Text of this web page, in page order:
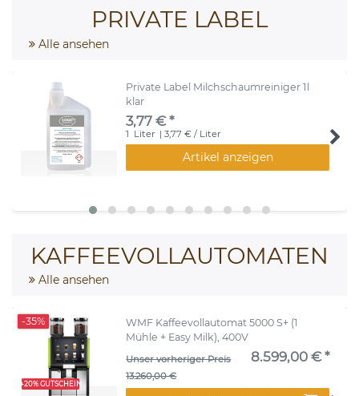
PRIVATE LABEL
Alle ansehen
Private Label Milchschaumreiniger 1l
klar
3,77 € *
1 Liter | 3,77 € / Liter
Artikel anzeigen
KAFFEEVOLLAUTOMATEN
Alle ansehen
+20% GUTSCHEIN
-35%
WMF Kaffeevollautomat 5000 S+ (1
Mühle + Easy Milk), 400V
Unser vorheriger Preis
13.260,00 €
8.599,00 € *